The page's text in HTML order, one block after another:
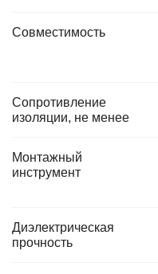
Совместимость
Сопротивление
изоляции, не менее
Монтажный
инструмент
Диэлектрическая
прочность